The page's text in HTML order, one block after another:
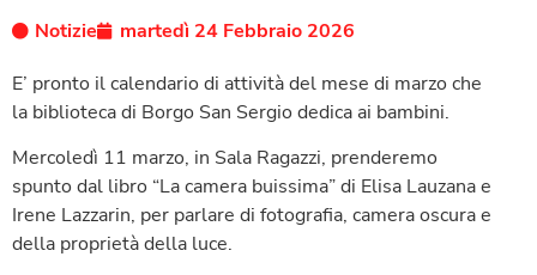
Notizie
martedì 24 Febbraio 2026
E’ pronto il calendario di attività del mese di marzo che
la biblioteca di Borgo San Sergio dedica ai bambini.
Mercoledì 11 marzo, in Sala Ragazzi, prenderemo
spunto dal libro “La camera buissima” di Elisa Lauzana e
Irene Lazzarin, per parlare di fotografia, camera oscura e
della proprietà della luce.